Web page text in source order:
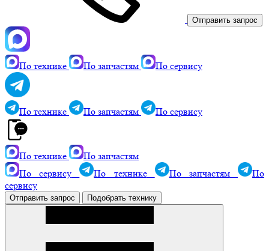
Отправить запрос
По технике По запчастям По сервису
По технике По запчастям По сервису
По технике
По запчастям
По сервису
По технике По запчастям
По
сервису
Отправить запрос Подобрать технику